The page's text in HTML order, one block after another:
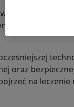
się oprzeć
zarówno
oraz
na